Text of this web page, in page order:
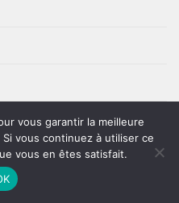
vous garantir la meilleure
vous continuez à utiliser ce
vous en êtes satisfait.